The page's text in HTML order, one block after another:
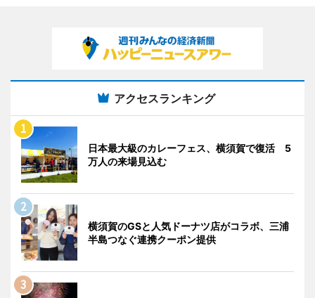
アクセスランキング
日本最大級のカレーフェス、横須賀で復活 5
万人の来場見込む
横須賀のGSと人気ドーナツ店がコラボ、三浦
半島つなぐ連携クーポン提供